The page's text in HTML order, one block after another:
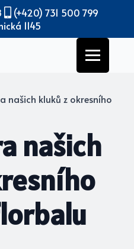
(+420) 731 500 799
1145
našich kluků z okresního
našich